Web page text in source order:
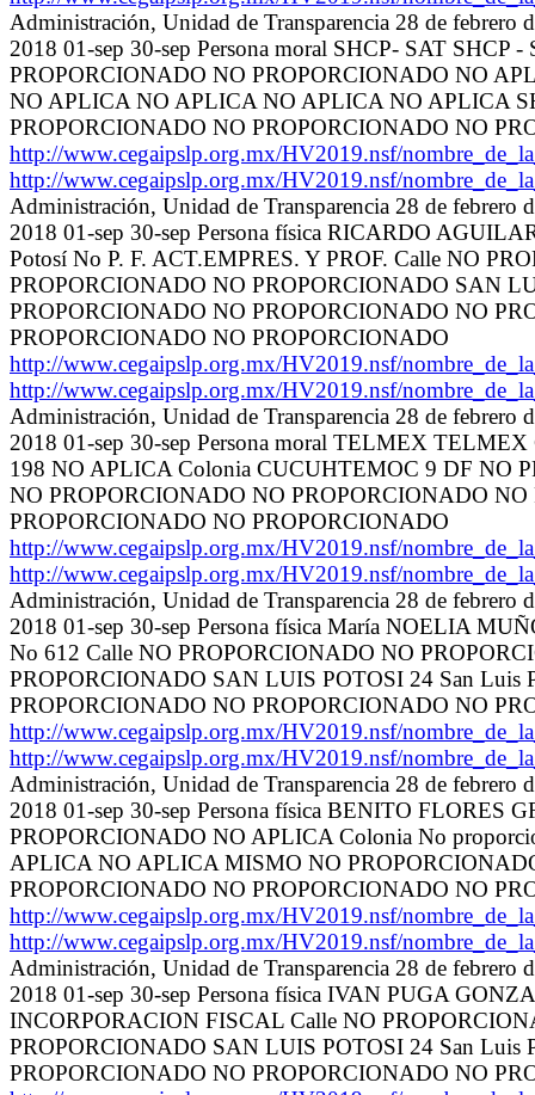
Administración, Unidad de Transparencia 28 de febrero
2018 01-sep 30-sep Persona moral SHCP- SAT
PROPORCIONADO NO PROPORCIONADO NO
NO APLICA NO APLICA NO APLICA NO APLICA
PROPORCIONADO NO PROPORCIONADO NO
http://www.cegaipslp.org.mx/HV2019.nsf/
http://www.cegaipslp.org.mx/HV2019.nsf/
Administración, Unidad de Transparencia 28 de febrero
2018 01-sep 30-sep Persona física RICARDO
Potosí No P. F. ACT.EMPRES. Y PROF. Calle NO
PROPORCIONADO NO PROPORCIONADO SAN
PROPORCIONADO NO PROPORCIONADO NO
PROPORCIONADO NO PROPORCIONADO
http://www.cegaipslp.org.mx/HV2019.nsf/
http://www.cegaipslp.org.mx/HV2019.nsf/
Administración, Unidad de Transparencia 28 de febrero
2018 01-sep 30-sep Persona moral TELMEX
198 NO APLICA Colonia CUCUHTEMOC 9 DF NO
NO PROPORCIONADO NO PROPORCIONADO
PROPORCIONADO NO PROPORCIONADO
http://www.cegaipslp.org.mx/HV2019.nsf/
http://www.cegaipslp.org.mx/HV2019.nsf/
Administración, Unidad de Transparencia 28 de febrero
2018 01-sep 30-sep Persona física María NOELIA
No 612 Calle NO PROPORCIONADO NO
PROPORCIONADO SAN LUIS POTOSI 24 San
PROPORCIONADO NO PROPORCIONADO NO
http://www.cegaipslp.org.mx/HV2019.nsf/
http://www.cegaipslp.org.mx/HV2019.nsf/
Administración, Unidad de Transparencia 28 de febrero
2018 01-sep 30-sep Persona física BENITO FLORES
PROPORCIONADO NO APLICA Colonia No
APLICA NO APLICA MISMO NO
PROPORCIONADO NO PROPORCIONADO NO
http://www.cegaipslp.org.mx/HV2019.nsf/
http://www.cegaipslp.org.mx/HV2019.nsf/
Administración, Unidad de Transparencia 28 de febrero
2018 01-sep 30-sep Persona física IVAN PUGA
INCORPORACION FISCAL Calle NO
PROPORCIONADO SAN LUIS POTOSI 24 San
PROPORCIONADO NO PROPORCIONADO NO